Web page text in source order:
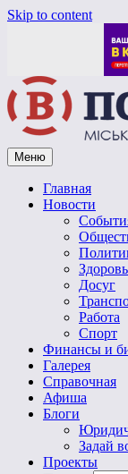
Skip to content
Vpoltave.info
Полтавский портал
Меню
Главная
Новости
Досуг
Работа
Спорт
Финансы и
Галерея
Справочная
Афиша
Блоги
Задай
Проекты